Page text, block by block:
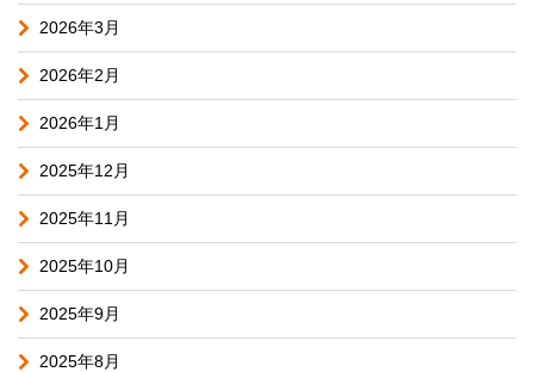
2026年3月
2026年2月
2026年1月
2025年12月
2025年11月
2025年10月
2025年9月
2025年8月